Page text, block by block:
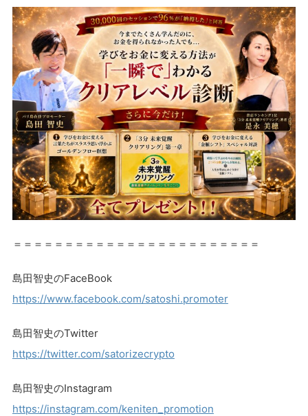
＝＝＝＝＝＝＝＝＝＝＝＝＝＝＝＝＝＝＝＝＝＝＝＝
島田智史のFaceBook
https://www.facebook.com/satoshi.promoter
島田智史のTwitter
https://twitter.com/satorizecrypto
島田智史のInstagram
https://instagram.com/keniten_promotion